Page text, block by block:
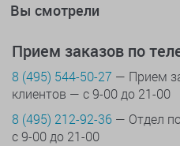
Вы смотрели
Прием заказов по
8 (495) 544-50-27 — Прием
клиентов — с 9-00 до 21-00
8 (495) 212-92-36 — Отдел
с 9-00 до 21-00